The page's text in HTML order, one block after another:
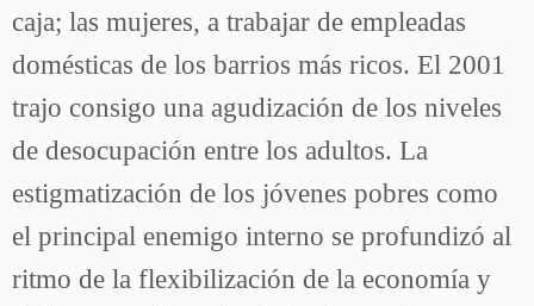
caja; las mujeres, a trabajar de empleadas
domésticas de los barrios más ricos. El 2001
trajo consigo una agudización de los niveles
de desocupación entre los adultos. La
estigmatización de los jóvenes pobres como
el principal enemigo interno se profundizó al
ritmo de la flexibilización de la economía y